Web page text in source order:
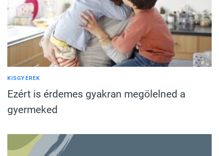
KISGYEREK
Ezért is érdemes gyakran megölelned a
gyermeked